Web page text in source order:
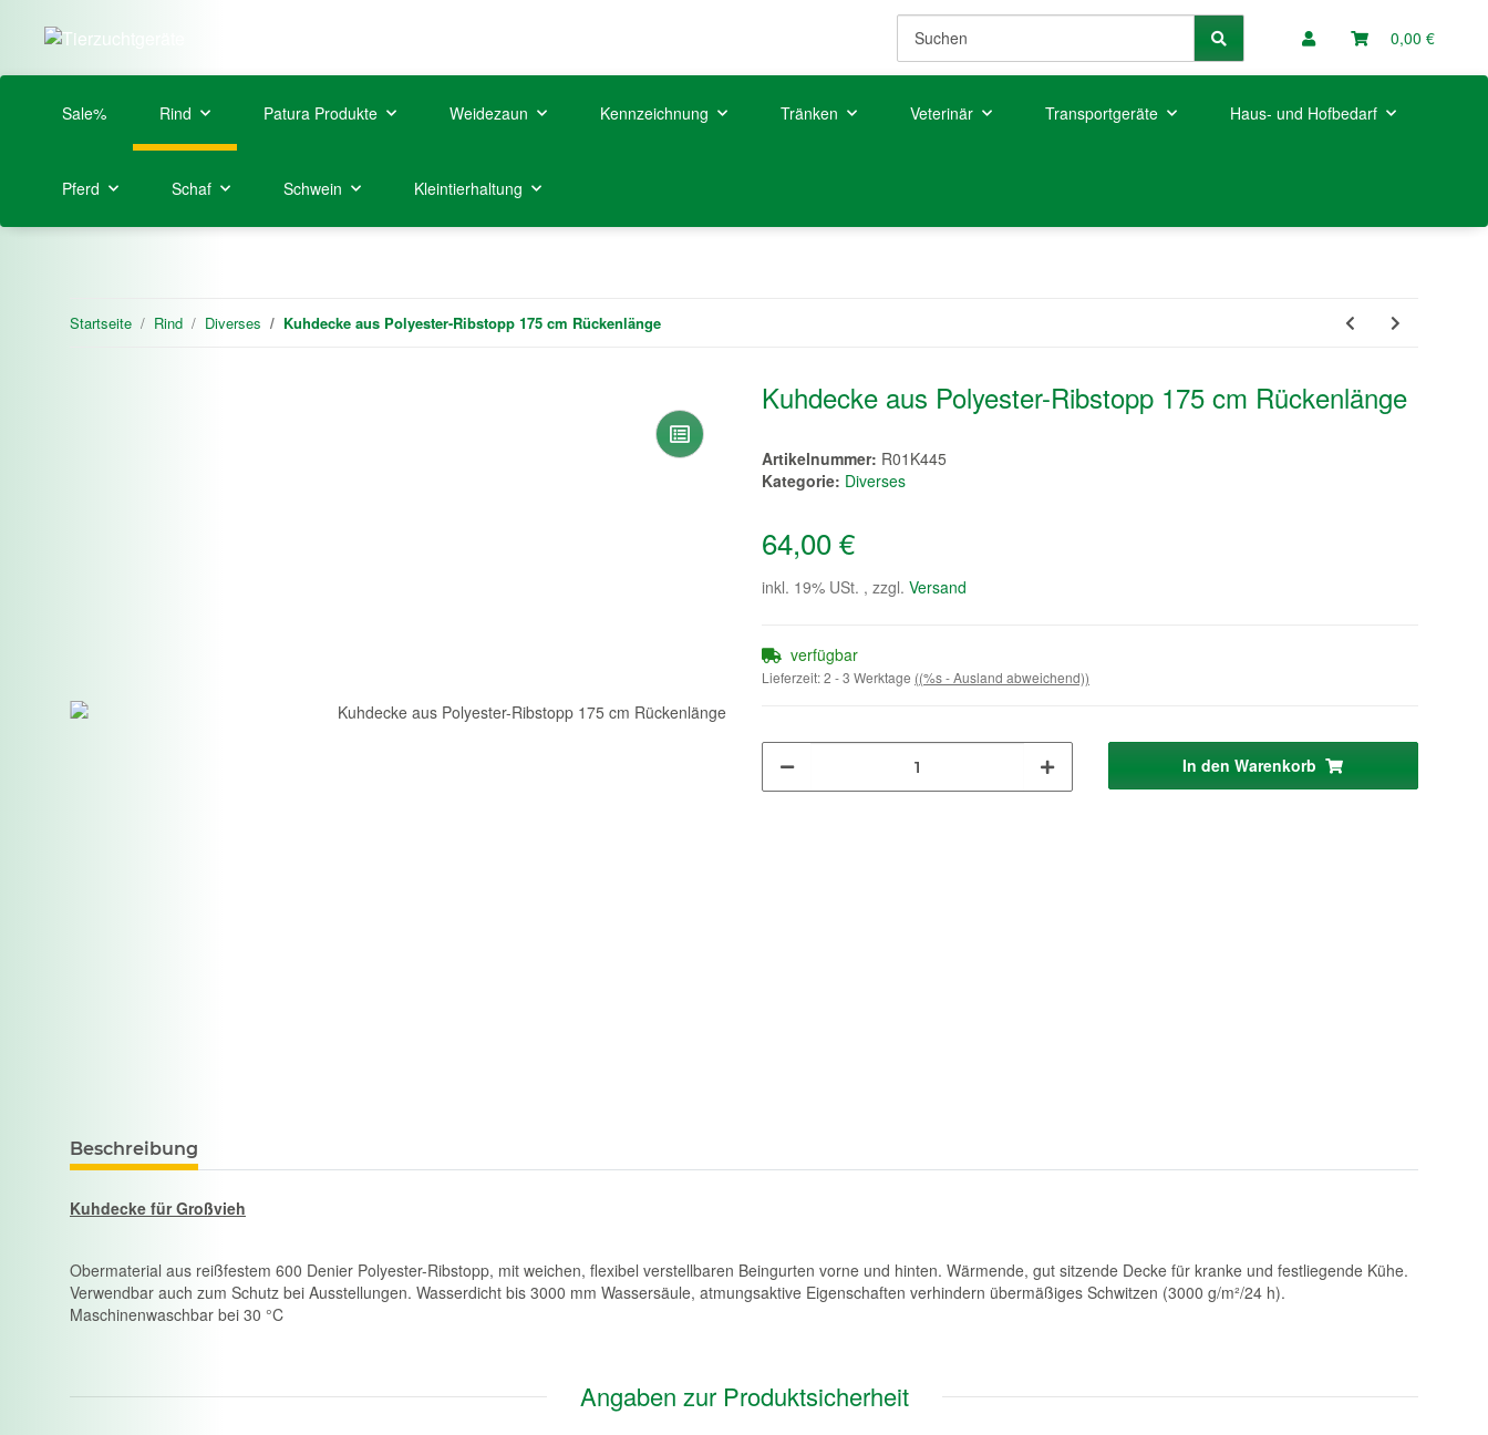
0,00 €
Sale% Rind Patura Produkte Weidezaun Kennzeichnung Tränken Veterinär Transportgeräte Haus- und Hofbedarf
Pferd Schaf Schwein Kleintierhaltung
Startseite Rind Diverses Kuhdecke aus Polyester-Ribstopp 175 cm Rückenlänge
Kuhdecke aus Polyester-Ribstopp 175 cm Rückenlänge
Artikelnummer: R01K445
Kategorie: Diverses
64,00 €
inkl. 19% USt. , zzgl. Versand
verfügbar
Lieferzeit:2 - 3 Werktage ((%s - Ausland abweichend))
In den Warenkorb
Beschreibung
Kuhdecke für Großvieh
Obermaterial aus reißfestem 600 Denier Polyester-Ribstopp, mit weichen, flexibel verstellbaren Beingurten vorne und hinten. Wärmende, gut sitzende Decke für kranke und festliegende Kühe.
Verwendbar auch zum Schutz bei Ausstellungen. Wasserdicht bis 3000 mm Wassersäule, atmungsaktive Eigenschaften verhindern übermäßiges Schwitzen (3000 g/m²/24 h).
Maschinenwaschbar bei 30 °C
Angaben zur Produktsicherheit